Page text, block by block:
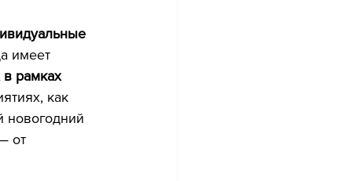
имеет
в рамках
как
новогодний
от